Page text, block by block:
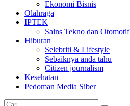
Ekonomi Bisnis
Olahraga
IPTEK
Sains Tekno dan Otomotif
Hiburan
Selebriti & Lifestyle
Sebaiknya anda tahu
Citizen journalism
Kesehatan
Pedoman Media Siber